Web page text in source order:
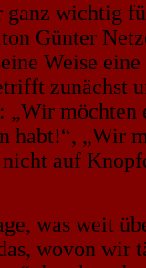
ganz wichtig
Günter
Weise
zunächst
„Wir
habt!“, „Wir
auf
was weit
wovon wir